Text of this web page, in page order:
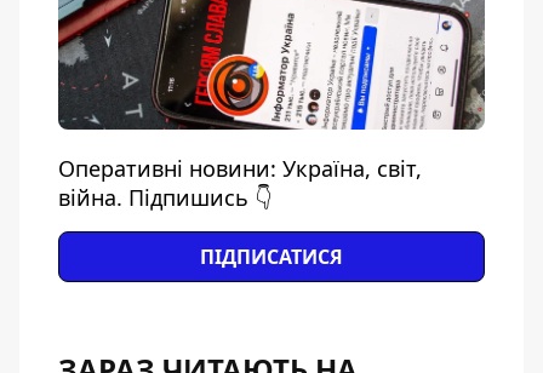
Оперативні новини: Україна, світ,
війна. Підпишись 👇
ПІДПИСАТИСЯ